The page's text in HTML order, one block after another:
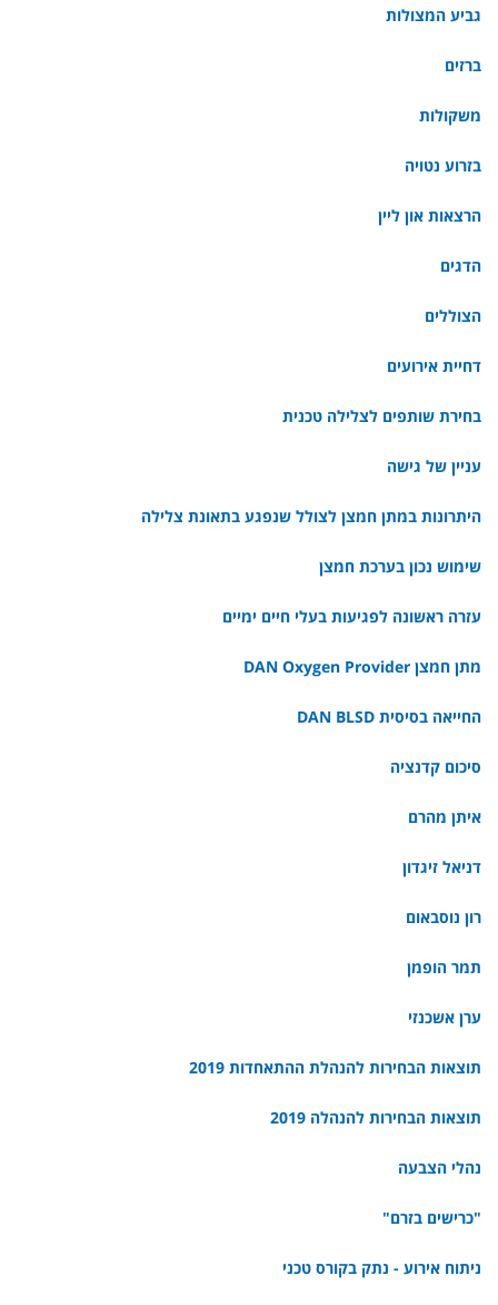
גביע המצולות
ברזים
משקולות
בזרוע נטויה
הרצאות און ליין
הדגים
הצוללים
דחיית אירועים
בחירת שותפים לצלילה טכנית
עניין של גישה
היתרונות במתן חמצן לצולל שנפגע בתאונת צלילה
שימוש נכון בערכת חמצן
עזרה ראשונה לפגיעות בעלי חיים ימיים
מתן חמצן DAN Oxygen Provider
החייאה בסיסית DAN BLSD
סיכום קדנציה
איתן מהרם
דניאל זיגדון
רון נוסבאום
תמר הופמן
ערן אשכנזי
תוצאות הבחירות להנהלת ההתאחדות 2019
תוצאות הבחירות להנהלה 2019
נהלי הצבעה
"כרישים בזרם"
ניתוח אירוע - נתק בקורס טכני